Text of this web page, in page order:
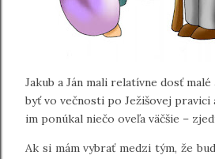
Jakub a Ján mali relatívne dosť
byť vo večnosti po Ježišovej pravici
im ponúkal niečo oveľa väčšie –
Ak si mám vybrať medzi tým, že